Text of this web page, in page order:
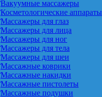
Вакуумные массажеры
Косметологические аппараты
Массажеры для глаз
Массажеры для лица
Массажеры для ног
Массажеры для тела
Массажеры для шеи
Массажные коврики
Массажные накидки
Массажные пистолеты
Массажные подушки